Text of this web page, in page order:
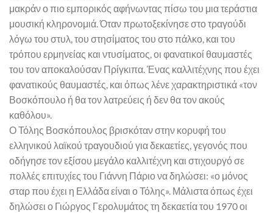
μακράν ο πιο εμπορικός αφήνωντας πίσω του μια τεράστια
μουσική κληρονομιά. Όταν πρωτοξεκίνησε στο τραγούδι
λόγω του στυλ, του στησίματος του στο πάλκο, και του
τρόπου ερμηνείας και ντυσίματος, οι φανατικοί θαυμαστές
του τον αποκαλούσαν Πρίγκιπα. Ένας καλλιτέχνης που έχει
φανατικούς θαυμαστές, και όπως λένε χαρακτηριστικά «τον
Βοσκόπουλο ή θα τον λατρεύεις ή δεν θα τον ακούς
καθόλου».
Ο Τόλης Βοσκόπουλος βρισκόταν στην κορυφή του
ελληνικού λαϊκού τραγουδιού για δεκαετίες, γεγονός που
οδήγησε τον εξίσου μεγάλο καλλιτέχνη και στιχουργό σε
πολλές επιτυχίες του Γιάννη Πάριο να δηλώσει: «ο μόνος
σταρ που έχει η Ελλάδα είναι ο Τόλης». Μάλιστα όπως έχει
δηλώσει ο Γιώργος Γερολυμάτος τη δεκαετία του 1970 οι